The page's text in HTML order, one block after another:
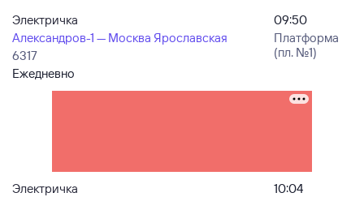
Электричка
Александров-1 — Москва Ярославская
6317
Ежедневно
09:50
Платформа
(пл. №1)
Электричка
10:04